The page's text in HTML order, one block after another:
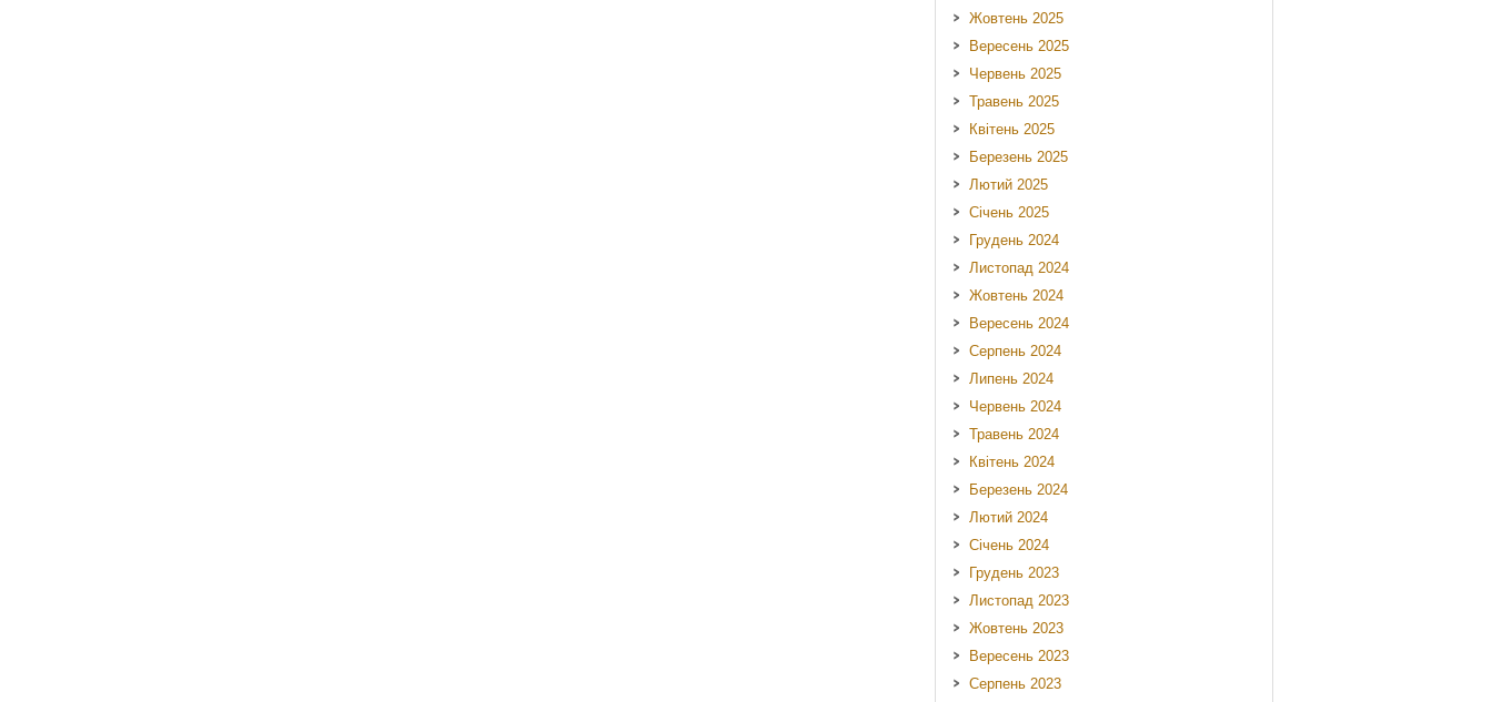
Жовтень 2025
Вересень 2025
Червень 2025
Травень 2025
Квітень 2025
Березень 2025
Лютий 2025
Січень 2025
Грудень 2024
Листопад 2024
Жовтень 2024
Вересень 2024
Серпень 2024
Липень 2024
Червень 2024
Травень 2024
Квітень 2024
Березень 2024
Лютий 2024
Січень 2024
Грудень 2023
Листопад 2023
Жовтень 2023
Вересень 2023
Серпень 2023